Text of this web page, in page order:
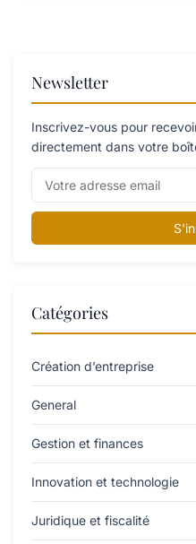
Newsletter
Inscrivez-vous pour
directement dans votre
Catégories
Création d’entreprise
General
Gestion et finances
Innovation et technologie
Juridique et fiscalité